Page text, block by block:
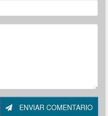
ENVIAR COMENTARIO